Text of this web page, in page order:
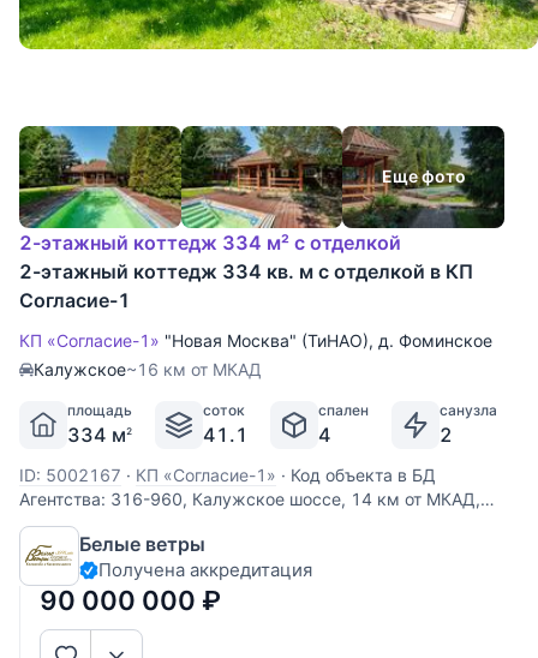
Еще фото
2-этажный коттедж 334 м² с отделкой
2-этажный коттедж 334 кв. м с отделкой в КП
Согласие-1
КП «Согласие-1» "Новая Москва" (ТиНАО), д. Фоминское
Калужское~16 км от МКАД
площадь
334 м2
соток
41.1
спален
4
санузла
2
ID: 5002167 · КП «Согласие-1» · Код объекта в БД
Агентства: 316-960, Калужское шоссе, 14 км от МКАД,
Согласие-1 к/п (Фоминское). Меблированный дом из бруса,
облицованный кирпичом, с выразительной архитектурой с
двускатной крышей. Внутри дорогостоящая отделка с
Белые ветры
Получена аккредитация
90 000 000 ₽